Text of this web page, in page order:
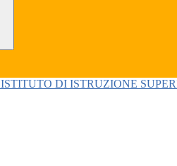
ISTITUTO DI ISTRUZIONE